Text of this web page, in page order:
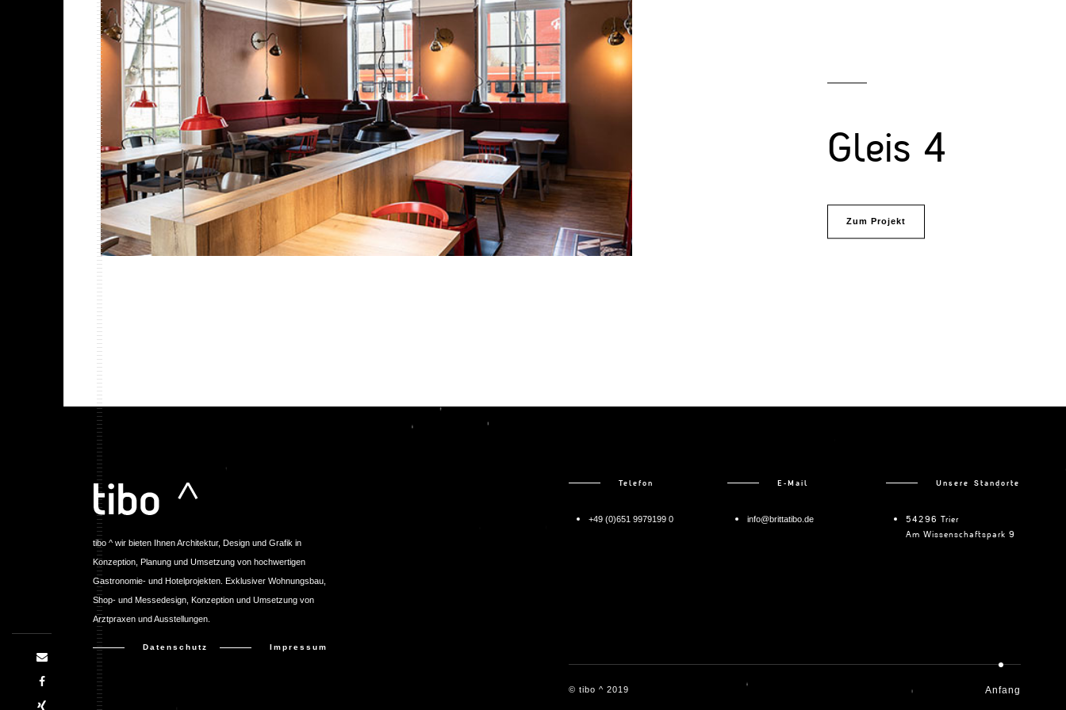
Gleis 4
Zum Projekt
tibo ^ wir bieten Ihnen Architektur, Design und Grafik in
Konzeption, Planung und Umsetzung von hochwertigen
Gastronomie- und Hotelprojekten. Exklusiver Wohnungsbau,
Shop- und Messedesign, Konzeption und Umsetzung von
Arztpraxen und Ausstellungen.
Datenschutz Impressum
Telefon
+49 (0)651 9979199 0
E-Mail
info@brittatibo.de
Unsere Standorte
54296 Trier
Am Wissenschaftspark 9
© tibo ^ 2019 Anfang